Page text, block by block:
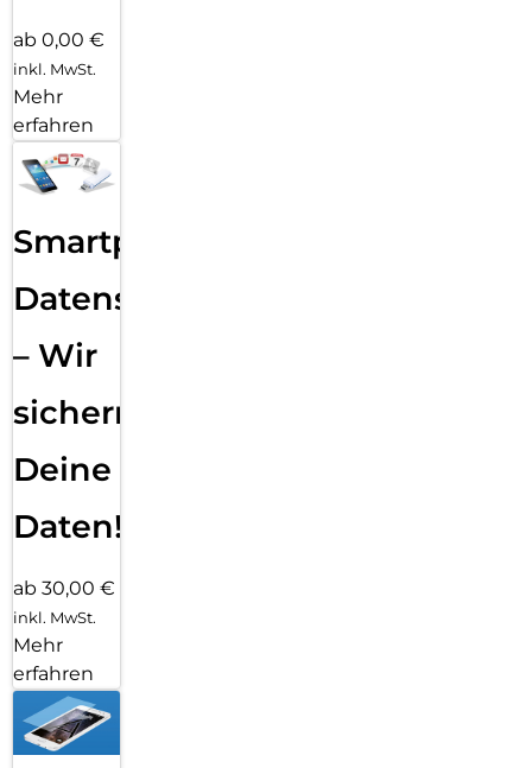
ab 0,00 €
inkl. MwSt.
Mehr
erfahren
Smartphone
Datensicherung
– Wir
sichern
Deine
Daten!
ab 30,00 €
inkl. MwSt.
Mehr
erfahren